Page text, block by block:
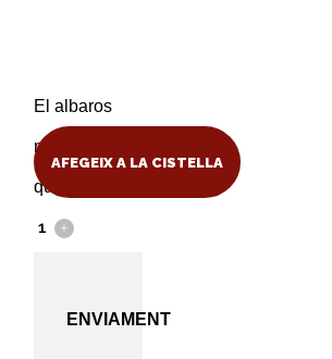
El albaros
negro
quantity
AFEGEIX A LA CISTELLA
ENVIAMENT